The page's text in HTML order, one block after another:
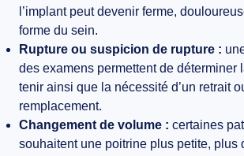
l’implant peut devenir ferme,
forme du sein.
Rupture ou suspicion de rupture :
des examens permettent de déterminer
tenir ainsi que la nécessité d’un retrait
remplacement.
Changement de volume : certaines
souhaitent une poitrine plus petite, plus